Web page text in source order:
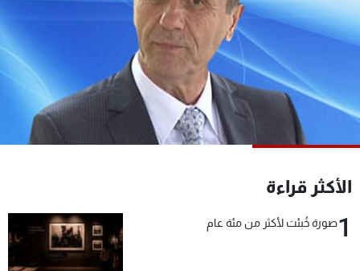
الأكثر قراءة
1صورة خُبئت لأكثر من مئة عام
جدول البرامج
شاهد البرامج
الترددات
الإنـتـاج